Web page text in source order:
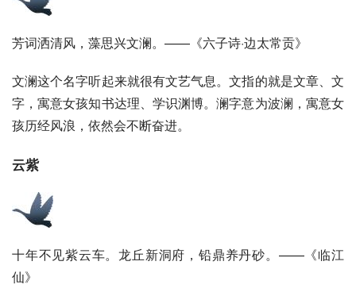
芳词洒清风，藻思兴文澜。——《六子诗·边太常贡》
文澜这个名字听起来就很有文艺气息。文指的就是文章、文
字，寓意女孩知书达理、学识渊博。澜字意为波澜，寓意女
孩历经风浪，依然会不断奋进。
云紫
十年不见紫云车。龙丘新洞府， 铅鼎养丹砂。——《临江
仙》